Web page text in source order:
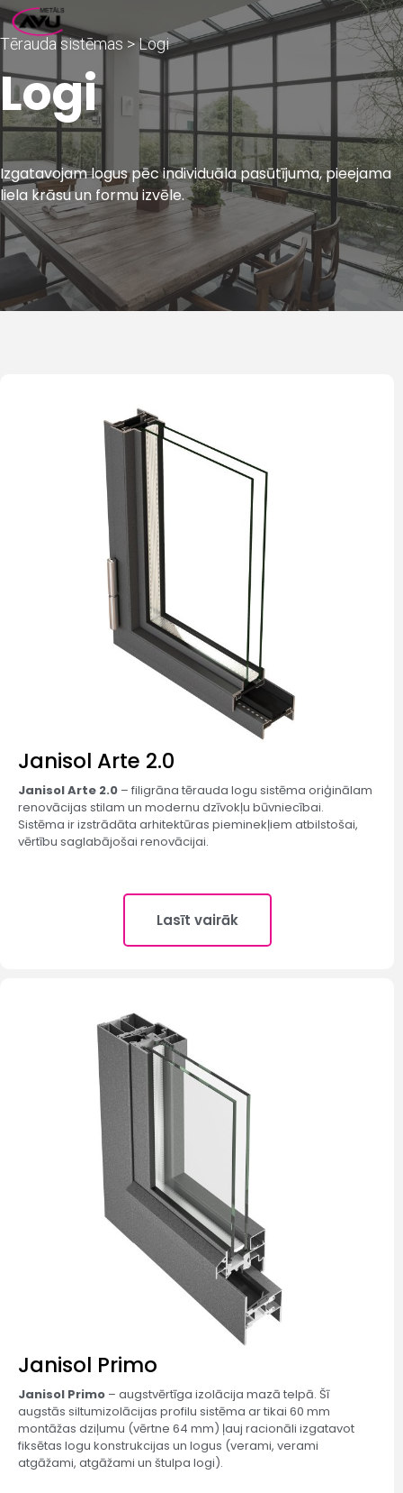
PRIMARY
MENU
Tērauda sistēmas > Logi
Logi
Izgatavojam logus pēc individuāla pasūtījuma, pieejama
liela krāsu un formu izvēle.
Janisol Arte 2.0
Janisol Arte 2.0 – filigrāna tērauda logu sistēma oriģinālam
renovācijas stilam un modernu dzīvokļu būvniecībai.
Sistēma ir izstrādāta arhitektūras pieminekļiem atbilstošai,
vērtību saglabājošai renovācijai.
Lasīt vairāk
Janisol Primo
Janisol Primo – augstvērtīga izolācija mazā telpā. Šī
augstās siltumizolācijas profilu sistēma ar tikai 60 mm
montāžas dziļumu (vērtne 64 mm) ļauj racionāli izgatavot
fiksētas logu konstrukcijas un logus (verami, verami
atgāžami, atgāžami un štulpa logi).